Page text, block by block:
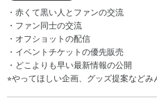
・赤くて黒い人とファンの交流
・ファン同士の交流
・オフショットの配信
・イベントチケットの優先販売
・どこよりも早い最新情報の公開
⭐︎やってほしい企画、グッズ提案など